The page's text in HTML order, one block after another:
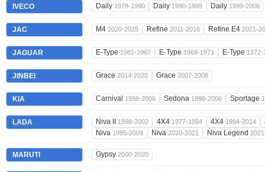
IVECO Daily 1978-1990 Daily 1990-1999 Daily 1999-2006
JAC M4 2020-2025 Refine 2011-2016 Refine E4 2021-
JAGUAR E-Type 1961-1967 E-Type 1968-1971 E-Type 1972-
JINBEI Grace 2014-2020 Grace 2007-2008
KIA Carnival 1998-2006 Sedona 1998-2006 Sportage
LADA Niva II 1998-2002 4X4 1977-1994 4X4 1994-2014
Niva 1995-2009 Niva 2020-2021 Niva Legend
MARUTI Gypsy 2000-2020